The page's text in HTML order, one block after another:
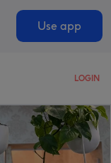
Use app
LOGIN